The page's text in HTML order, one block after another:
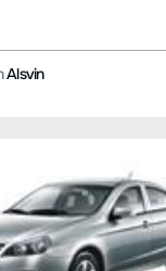
Alsvin